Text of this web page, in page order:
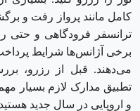
ترانسفر فرودگاهی و حتی
برخی آژانس‌ها شرایط
می‌دهند. قبل از رزرو،
تطبیق مدارک لازم بسیار